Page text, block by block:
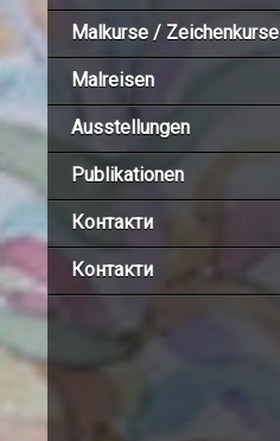
Malkurse / Zeichenkurse
Malreisen
Ausstellungen
Publikationen
Контакти
Контакти